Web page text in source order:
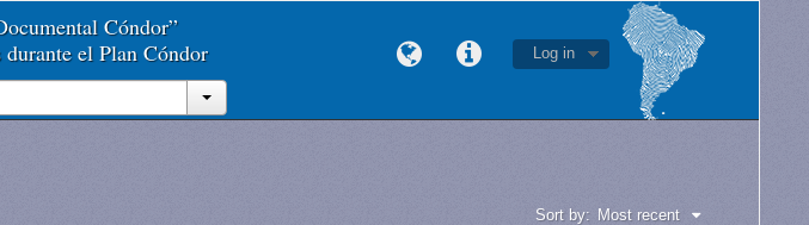
Cóndor”
el Plan Cóndor
Log in
Sort by: Most recent